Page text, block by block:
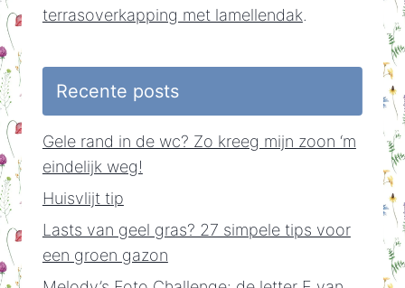
terrasoverkapping met lamellendak.
Recente posts
Gele rand in de wc? Zo kreeg mijn zoon ‘m
eindelijk weg!
Huisvlijt tip
Lasts van geel gras? 27 simpele tips voor
een groen gazon